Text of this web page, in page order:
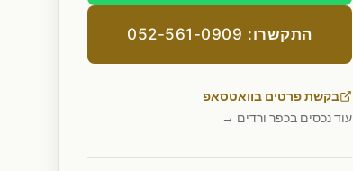
התקשרו: 052-561-0909
בקשת פרטים בוואטסאפ
עוד נכסים בכפר ורדים →